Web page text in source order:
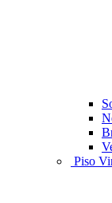
Piso